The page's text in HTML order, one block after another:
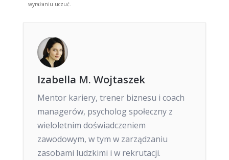
wyrażaniu uczuć.
Izabella M. Wojtaszek
Mentor kariery, trener biznesu i coach
managerów, psycholog społeczny z
wieloletnim doświadczeniem
zawodowym, w tym w zarządzaniu
zasobami ludzkimi i w rekrutacji.